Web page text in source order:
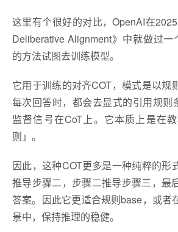
这里有个很好的对比，OpenAI在
Deliberative Alignment》中就做过一
的方法试图去训练模型。
它用于训练的对齐COT，模式是以规
每次回答时，都会去显式的引用规则
监督信号在CoT上。它本质上是在
则」。
因此，这种COT更多是一种纯粹的形
推导步骤二，步骤二推导步骤三，最
答案。因此它更适合规则base，或者
景中，保持推理的稳健。